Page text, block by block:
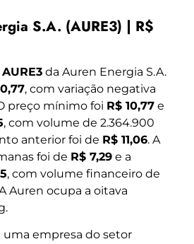
S.A. (AURE3) | R$
AURE3 da Auren Energia S.A.
, com variação negativa
preço mínimo foi R$ 10,77 e
, com volume de 2.364.900
anterior foi de R$ 11,06. A
foi de R$ 7,29 e a
, com volume financeiro de
Auren ocupa a oitava
uma empresa do setor